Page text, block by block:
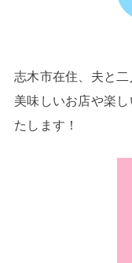
志木市在住、夫と二
美味しいお店や楽
たします！